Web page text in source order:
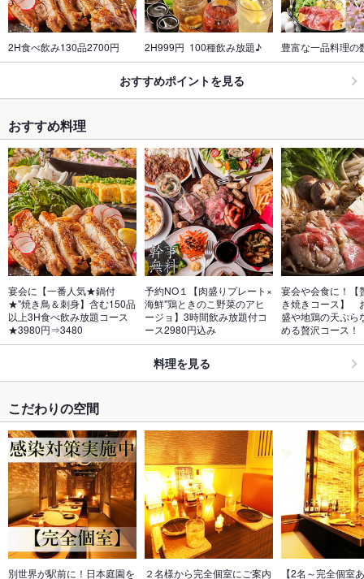
2H食べ飲み130品2700円 2H999円  100種飲み放題♪ 豊富な一品料理の
おすすめポイントを見る
おすすめ料理
宴会に【一番人気★鍋付
★"焼き鳥＆刺身】含む150品
以上3H食べ飲み放題コース
★3980円⇒3480
予約NO１【肉盛りプレート×
海鮮"鶏ときのこ野菜のアヒ
ージョ】3時間飲み放題付コ
ース2980円込み
宴会や会食に！
き焼きコース】　
盛や地鶏の天ぷら
める贅沢コース！
料理を見る
こだわりの空間
別世界が駅前に！日本庭園を ２名様から完全個室にご案内 【2名～完全個室